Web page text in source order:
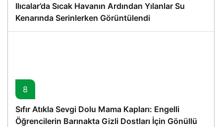
Ilıcalar’da Sıcak Havanın Ardından Yılanlar Su
Kenarında Serinlerken Görüntülendi
8
Sıfır Atıkla Sevgi Dolu Mama Kapları: Engelli
Öğrencilerin Barınakta Gizli Dostları İçin Gönüllü